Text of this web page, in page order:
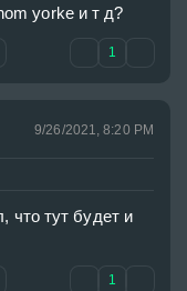
yorke и т д?
1
9/26/2021, 8:20 PM
что тут будет и
1